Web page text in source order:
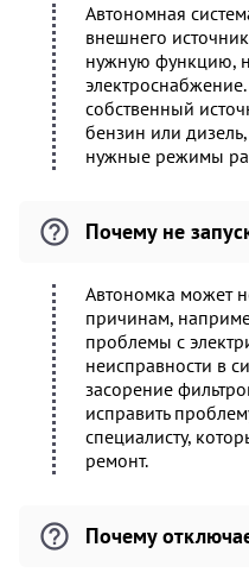
Автономная
внешнего
нужную функцию,
собственный
бензин или
нужные режимы
Почему не
Автономка может
причинам,
проблемы с
неисправности в
засорение
исправить
специалисту,
ремонт.
Почему